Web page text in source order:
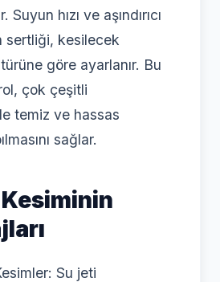
Suyun hızı ve aşındırıcı
sertliği, kesilecek
göre ayarlanır. Bu
çok çeşitli
temiz ve hassas
sağlar.
Su jeti